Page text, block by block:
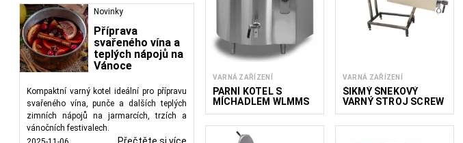
Novinky
Příprava
svařeného vína a
teplých nápojů na
Vánoce
Kompaktní varný kotel ideální pro přípravu
svařeného vína, punče a dalších teplých
zimních nápojů na jarmarcích, trzích a
vánočních festivalech.
VARNÁ ZAŘÍZENÍ
PARNÍ KOTEL S
MÍCHADLEM WLMMS
VARNÁ ZAŘÍZENÍ
ŠIKMÝ ŠNEKOVÝ
VARNÝ STROJ SCREW
I